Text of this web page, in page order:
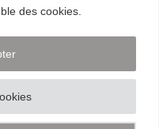
des cookies.